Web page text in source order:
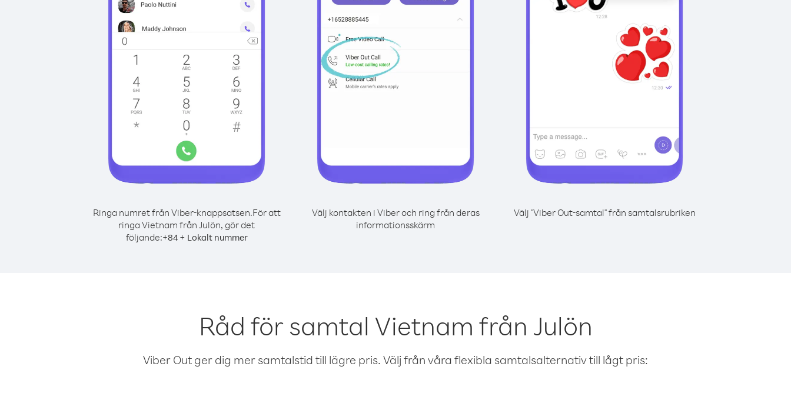
Ringa numret från Viber-knappsatsen.För att
ringa Vietnam från Julön, gör det
följande:+84+ Lokalt nummer
Välj kontakten i Viber och ring från deras
informationsskärm
Välj "Viber Out-samtal" från samtalsrubriken
Råd för samtal Vietnam från Julön
Viber Out ger dig mer samtalstid till lägre pris. Välj från våra flexibla samtalsalternativ till lågt pris: